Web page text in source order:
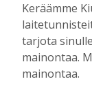
ole ollut
kuukauden
Keräämme
tarjota
mainontaa.
mainontaa.